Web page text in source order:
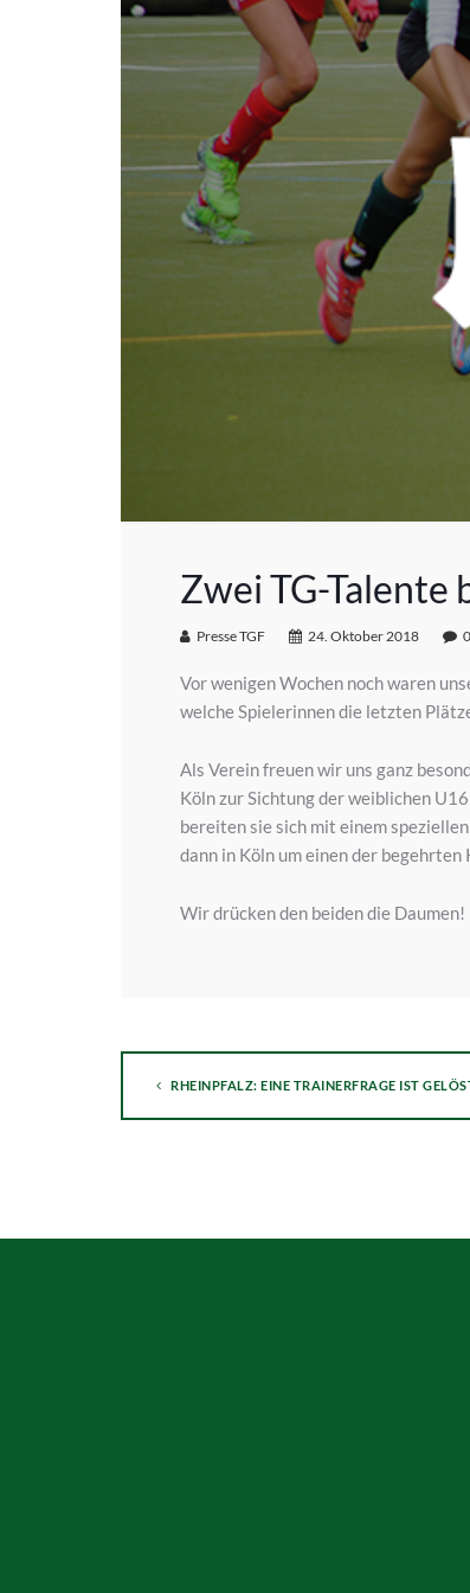
Zwei TG-
Presse TGF 24. Oktober 2018
Vor wenigen Wochen noch waren
welche Spielerinnen die letzten
Als Verein freuen wir uns ganz
Köln zur Sichtung der weiblichen
bereiten sie sich mit einem
dann in Köln um einen der
Wir drücken den beiden die
RHEINPFALZ: EINE TRAINERFRAGE IST